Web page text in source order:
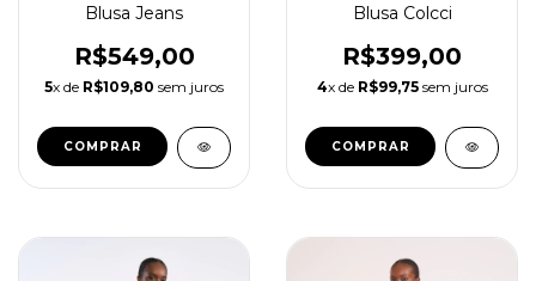
Blusa Jeans
R$549,00
5x de R$109,80 sem juros
COMPRAR
Blusa Colcci
R$399,00
4x de R$99,75sem juros
COMPRAR